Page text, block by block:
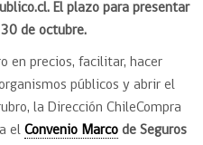
El plazo para presentar
de octubre.
en precios, facilitar, hacer
públicos y abrir el
la Dirección ChileCompra
el Convenio Marco de Seguros